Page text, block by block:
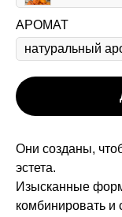
АРОМАТ
Они созданы,
эстета.
Изысканные
комбинировать и